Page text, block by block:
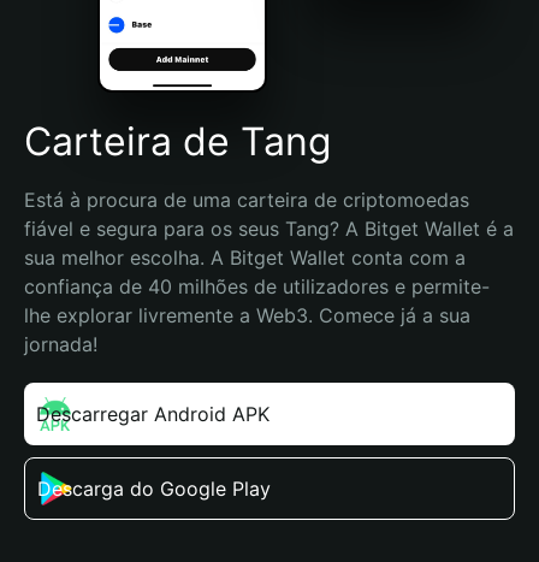
Português (Brasil)
Español (Argentina)
Carteira de Tang
Está à procura de uma carteira de criptomoedas
fiável e segura para os seus Tang? A Bitget Wallet é a
sua melhor escolha. A Bitget Wallet conta com a
confiança de 40 milhões de utilizadores e permite-
lhe explorar livremente a Web3. Comece já a sua
jornada!
Descarregar Android APK
Descarga do Google Play